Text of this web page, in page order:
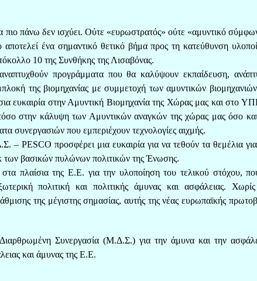
πιο πάνω δεν ισχύει. Ούτε «ευρωστρατός» ούτε «αμυντικό
ένα σημαντικό θετικό βήμα προς τη κατεύθυνση
10 της Συνθήκης της Λισαβόνας.
προγράμματα που θα καλύψουν εκπαίδευση,
της βιομηχανίας με συμμετοχή των αμυντικών
ευκαιρία στην Αμυντική Βιομηχανία της Χώρας μας και στο
τόσο στην κάλυψη των Αμυντικών αναγκών της χώρας μας όσο
συνεργασιών που εμπεριέχουν τεχνολογίες αιχμής.
– PESCO προσφέρει μια ευκαιρία για να τεθούν τα θεμέλια
των βασικών πυλώνων πολιτικών της Ένωσης.
πλαίσια της Ε.Ε. για την υλοποίηση του τελικού στόχου,
πολιτική και πολιτικής άμυνας και ασφάλειας.
της μέγιστης σημασίας, αυτής της νέας ευρωπαϊκής
Συνεργασία (Μ.Δ.Σ.) για την άμυνα και την
και άμυνας της Ε.Ε.